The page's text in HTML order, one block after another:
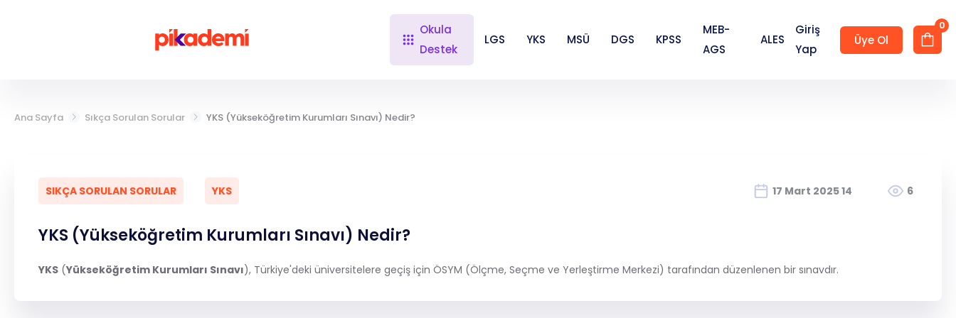
Okula
Destek
LGS YKS MSÜ DGS KPSS
MEB-
AGS
ALES
Giriş
Yap
Üye Ol
0
YKS
DGS
KPSS
MEB-AGS
Ana Sayfa Sıkça Sorulan Sorular YKS (Yükseköğretim Kurumları Sınavı) Nedir?
SIKÇA SORULAN SORULAR YKS 17 Mart 2025 14 6
YKS (Yükseköğretim Kurumları Sınavı) Nedir?
YKS (Yükseköğretim Kurumları Sınavı), Türkiye'deki üniversitelere geçiş için ÖSYM (Ölçme, Seçme ve Yerleştirme Merkezi) tarafından düzenlenen bir sınavdır.